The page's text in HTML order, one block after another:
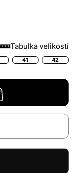
Tabulka velikostí
41 42